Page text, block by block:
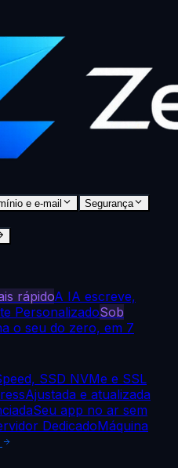
e e-mail Segurança
rápidoA IA escreve,
PersonalizadoSob
o seu do zero, em 7
SSD NVMe e SSL
Ajustada e atualizada
Seu app no ar sem
DedicadoMáquina